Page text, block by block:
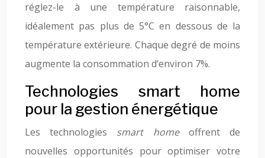
réglez-le à une température raisonnable,
idéalement pas plus de 5°C en dessous de la
température extérieure. Chaque degré de moins
augmente la consommation d’environ 7%.
Technologies smart home
pour la gestion énergétique
Les technologies smart home offrent de
nouvelles opportunités pour optimiser votre